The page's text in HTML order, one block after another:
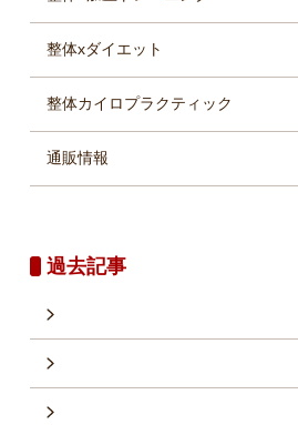
整体xダイエット
整体カイロプラクティック
通販情報
過去記事